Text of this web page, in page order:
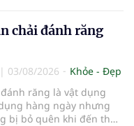
chải đánh răng
| 03/08/2026
Khỏe - Đẹp
răng là vật dụng
hàng ngày nhưng
bị bỏ quên khi đến thời